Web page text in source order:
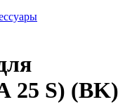
25 S) (BK)